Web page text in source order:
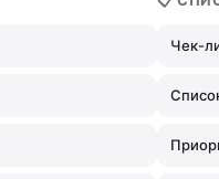
Чек-